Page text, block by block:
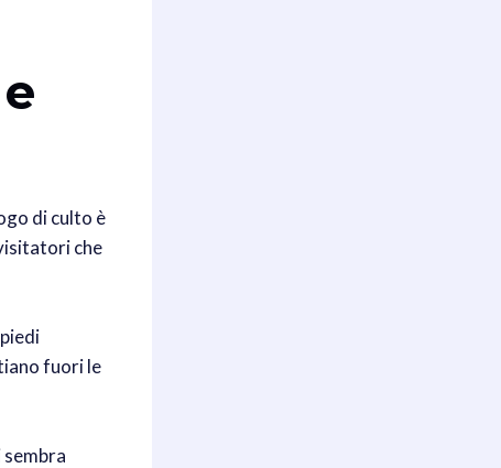
di culto è
che
fuori le
sembra